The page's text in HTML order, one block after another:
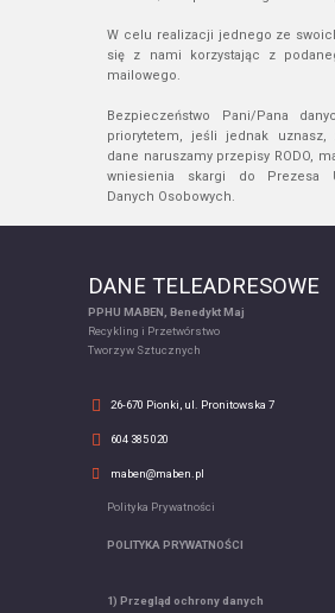
W celu realizacji jednego ze
się z nami korzystając z
mailowego.
Bezpieczeństwo Pani/Pana
priorytetem, jeśli jednak uznasz,
dane naruszamy przepisy RODO,
wniesienia skargi do Prezesa
Danych Osobowych.
DANE TELEADRESOWE
PPHU MABEN, Benedykt Maj
Recykling i Przetwórstwo
Tworzyw Sztucznych
26-670 Pionki, ul. Pronitowska 7
604 385 020
maben@maben.pl
Polityka Prywatności
POLITYKA PRYWATNOŚCI
1) Przegląd ochrony danych